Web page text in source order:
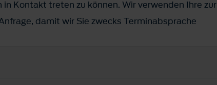
Kontakt treten zu können. Wir verwenden Ihre zur
damit wir Sie zwecks Terminabsprache